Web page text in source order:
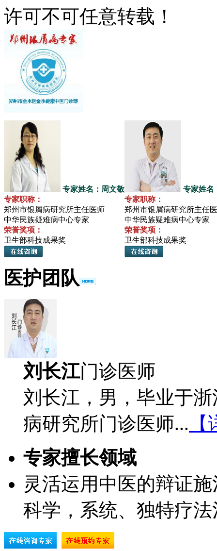
许可不可任意转载！
专家姓名：周文敬
专家职称：
郑州市银屑病研究所主任医师
中华民族疑难病中心专家
荣誉奖项：
卫生部科技成果奖
专家姓名
专家职称：
郑州市银屑病研究所主任
中华民族疑难病中心专家
荣誉奖项：
卫生部科技成果奖
医护团队
刘长江门诊医师
刘长江，男，毕业于
病研究所门诊医师...
专家擅长领域
灵活运用中医的辩证
科学，系统、独特疗